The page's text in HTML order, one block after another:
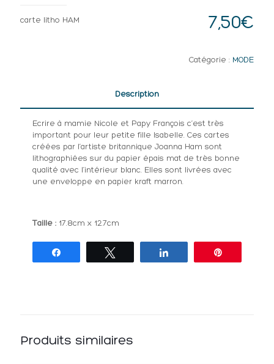
7,50€
carte litho HAM
Catégorie : MODE
Description
Ecrire à mamie Nicole et Papy François c’est très
important pour leur petite fille Isabelle. Ces cartes
créées par l’artiste britannique Joanna Ham sont
lithographiées sur du papier épais mat de très bonne
qualité avec l’intérieur blanc. Elles sont livrées avec
une enveloppe en papier kraft marron.
Taille : 17.8cm x 12.7cm
Produits similaires